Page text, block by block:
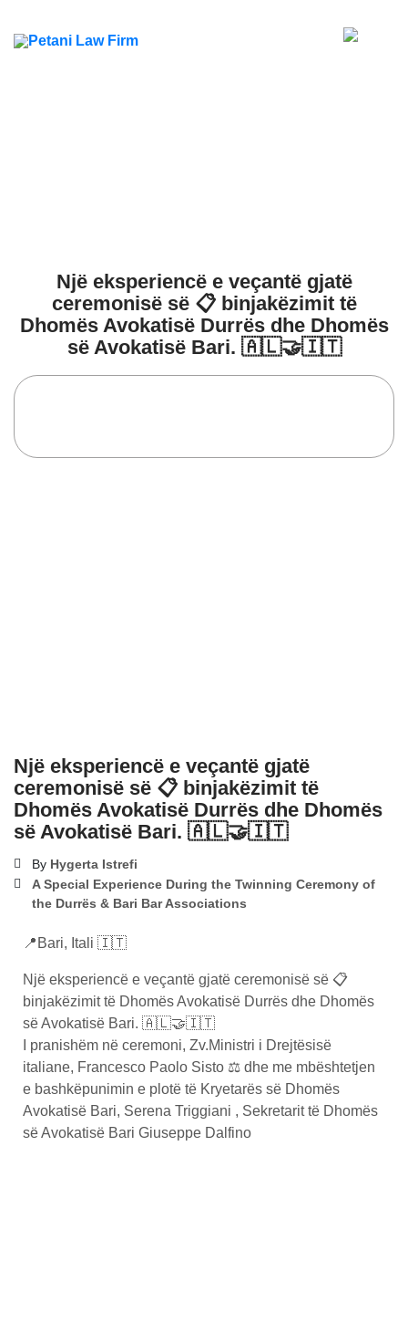
Një eksperiencë e veçantë gjatë
ceremonisë së 📋 binjakëzimit të
Dhomës Avokatisë Durrës dhe Dhomës
së Avokatisë Bari. 🇦🇱🤝🇮🇹
Një eksperiencë e veçantë gjatë
ceremonisë së 📋 binjakëzimit të
Dhomës Avokatisë Durrës dhe Dhomës
së Avokatisë Bari. 🇦🇱🤝🇮🇹
By Hygerta Istrefi
A Special Experience During the Twinning Ceremony of
the Durrës & Bari Bar Associations
📍Bari, Itali 🇮🇹
Një eksperiencë e veçantë gjatë ceremonisë së 📋
binjakëzimit të Dhomës Avokatisë Durrës dhe Dhomës
së Avokatisë Bari. 🇦🇱🤝🇮🇹
I pranishëm në ceremoni, Zv.Ministri i Drejtësisë
italiane, Francesco Paolo Sisto ⚖️ dhe me mbështetjen
e bashkëpunimin e plotë të Kryetarës së Dhomës
Avokatisë Bari, Serena Triggiani , Sekretarit të Dhomës
së Avokatisë Bari Giuseppe Dalfino